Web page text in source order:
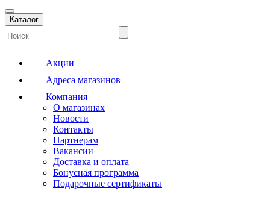
Каталог
Акции
Адреса магазинов
Компания
О магазинах
Новости
Контакты
Партнерам
Вакансии
Доставка и оплата
Бонусная программа
Подарочные сертификаты